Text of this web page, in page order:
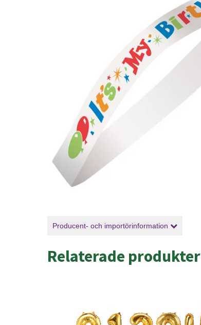
Producent- och importörinformation
Relaterade produkter